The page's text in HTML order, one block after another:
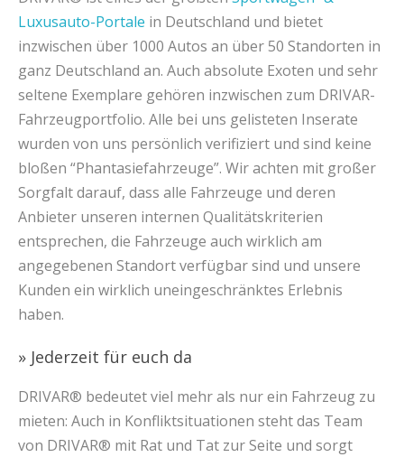
Luxusauto-Portale in Deutschland und bietet
inzwischen über 1000 Autos an über 50 Standorten in
ganz Deutschland an. Auch absolute Exoten und sehr
seltene Exemplare gehören inzwischen zum DRIVAR-
Fahrzeugportfolio. Alle bei uns gelisteten Inserate
wurden von uns persönlich verifiziert und sind keine
bloßen “Phantasiefahrzeuge”. Wir achten mit großer
Sorgfalt darauf, dass alle Fahrzeuge und deren
Anbieter unseren internen Qualitätskriterien
entsprechen, die Fahrzeuge auch wirklich am
angegebenen Standort verfügbar sind und unsere
Kunden ein wirklich uneingeschränktes Erlebnis
haben.
» Jederzeit für euch da
DRIVAR® bedeutet viel mehr als nur ein Fahrzeug zu
mieten: Auch in Konfliktsituationen steht das Team
von DRIVAR® mit Rat und Tat zur Seite und sorgt